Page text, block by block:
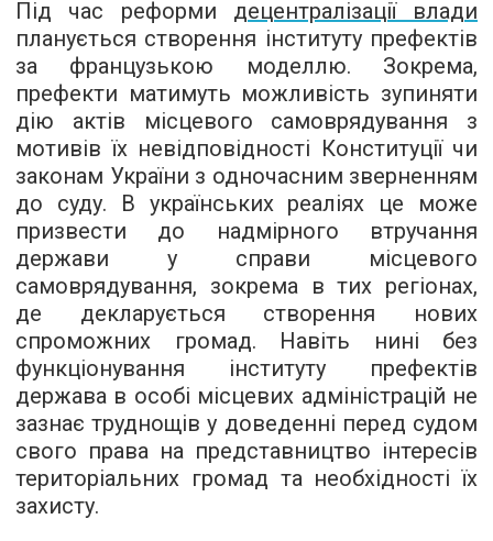
Під час реформи децентралізації влади
планується створення інституту префектів
за французькою моделлю. Зокрема,
префекти матимуть можливість зупиняти
дію актів місцевого самоврядування з
мотивів їх невідповідності Конституції чи
законам України з одночасним зверненням
до суду. В українських реаліях це може
призвести до надмірного втручання
держави у справи місцевого
самоврядування, зокрема в тих регіонах,
де декларується створення нових
спроможних громад. Навіть нині без
функціонування інституту префектів
держава в особі місцевих адміністрацій не
зазнає труднощів у доведенні перед судом
свого права на представництво інтересів
територіальних громад та необхідності їх
захисту.